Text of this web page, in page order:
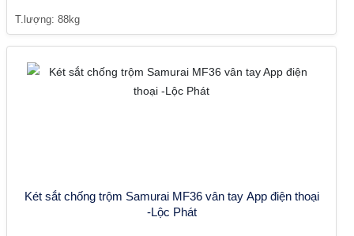
T.lượng: 88kg
Két sắt chống trộm Samurai MF36 vân tay App điện thoại
-Lộc Phát